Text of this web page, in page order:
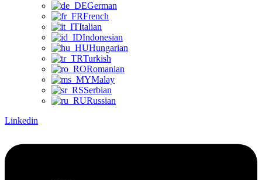
German
French
Italian
Indonesian
Hungarian
Turkish
Romanian
Malay
Serbian
Russian
Linkedin